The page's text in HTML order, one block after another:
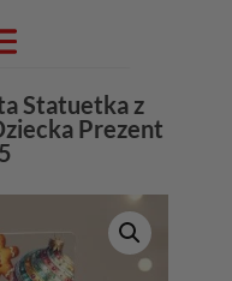
Statuetka z
Prezent